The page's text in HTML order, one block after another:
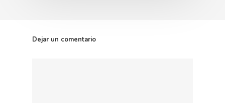
Dejar un comentario